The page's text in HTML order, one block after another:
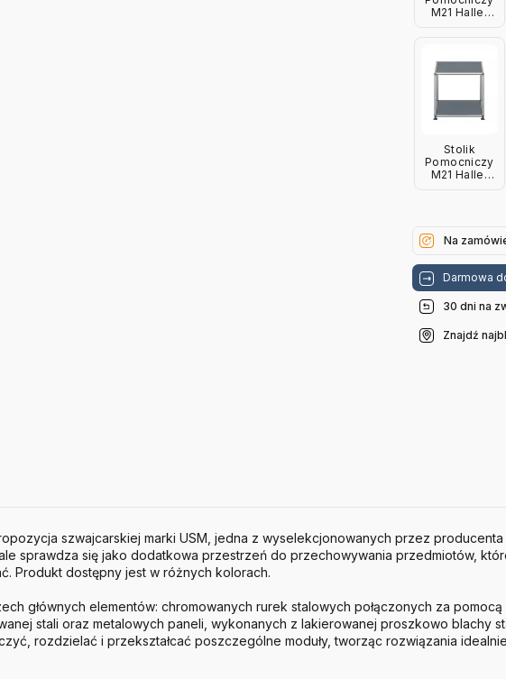
M21 Haller
Stolik
Pomocniczy
M21 Haller
Na
Darmowa
30 dni na
Znajdź
szwajcarskiej marki USM , jedna z wyselekcjonowanych przez
sprawdza się jako dodatkowa przestrzeń do przechowywania przedmiotów,
Produkt dostępny jest w różnych kolorach.
głównych elementów: chromowanych rurek stalowych połączonych za
stali oraz metalowych paneli, wykonanych z lakierowanej proszkowo blachy
rozdzielać i przekształcać poszczególne moduły, tworząc rozwiązania